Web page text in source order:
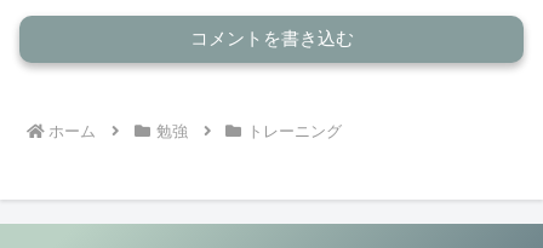
コメントを書き込む
ホーム 勉強 トレーニング